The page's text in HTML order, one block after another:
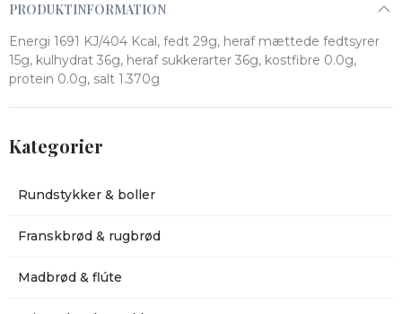
PRODUKTINFORMATION
Energi 1691 KJ/404 Kcal, fedt 29g, heraf mættede fedtsyrer
15g, kulhydrat 36g, heraf sukkerarter 36g, kostfibre 0.0g,
protein 0.0g, salt 1.370g
Kategorier
Rundstykker & boller
Franskbrød & rugbrød
Madbrød & flúte